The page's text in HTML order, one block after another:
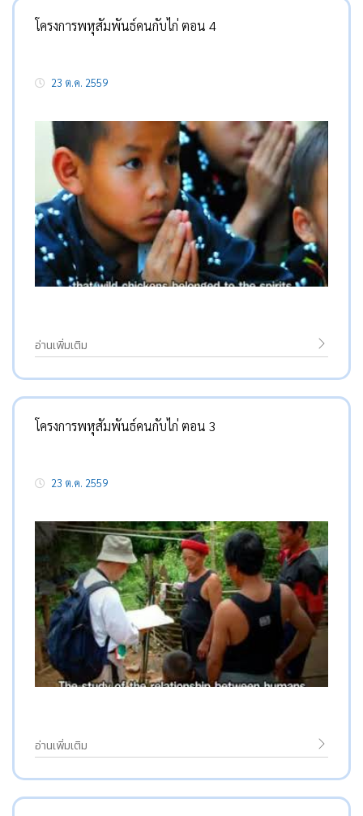
โครงการพหุสัมพันธ์คนกับไก่ ตอน 4
23 ต.ค. 2559
อ่านเพิ่มเติม
โครงการพหุสัมพันธ์คนกับไก่ ตอน 3
23 ต.ค. 2559
อ่านเพิ่มเติม